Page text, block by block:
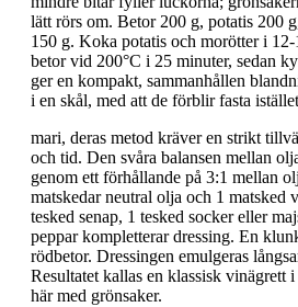
lätt rörs om. Betor 200 g, potatis 200
150 g. Koka potatis och morötter i 12-
betor vid 200°C i 25 minuter, sedan
ger en kompakt, sammanhållen
i en skål, med att de förblir fasta
mari, deras metod kräver en strikt
och tid. Den svåra balansen mellan
genom ett förhållande på 3:1 mellan
matskedar neutral olja och 1 matsked
tesked senap, 1 tesked socker eller
peppar kompletterar dressing. En
rödbetor. Dressingen emulgeras
Resultatet kallas en klassisk vinägrett
här med grönsaker.